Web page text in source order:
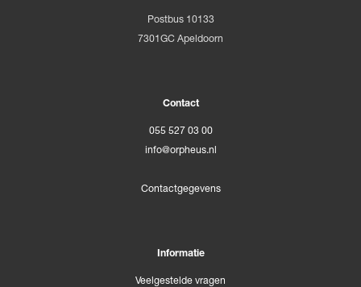
Postbus 10133
7301GC Apeldoorn
Contact
055 527 03 00
info@orpheus.nl
Contactgegevens
Informatie
Veelgestelde vragen